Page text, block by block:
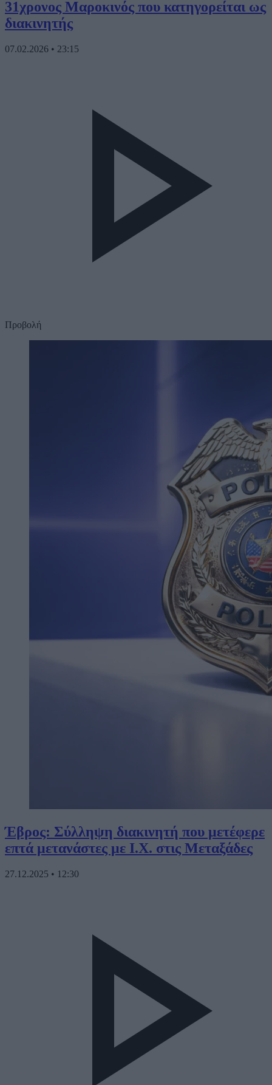
31χρονος Μαροκινός που κατηγορείται ως
διακινητής
07.02.2026 • 23:15
Προβολή
Έβρος: Σύλληψη διακινητή που μετέφερε
επτά μετανάστες με Ι.Χ. στις Μεταξάδες
27.12.2025 • 12:30